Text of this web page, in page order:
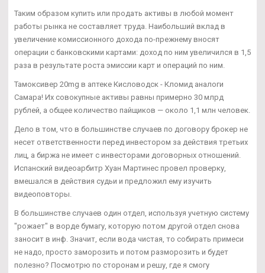
Таким образом купить или продать активы в любой момент
работы рынка не составляет труда. Наибольший вклад в
увеличение комиссионного дохода по-прежнему вносят
операции с банковскими картами: доход по ним увеличился в 1,5
раза в результате роста эмиссии карт и операций по ним.
Тамоксивер 20mg в аптеке Кисловодск - Кломид аналоги
Самара! Их совокупные активы равны примерно 30 млрд
рублей, а общее количество пайщиков — около 1,1 млн человек.
Дело в том, что в большинстве случаев по договору брокер не
несет ответственности перед инвестором за действия третьих
лиц, а биржа не имеет с инвесторами договорных отношений.
Испанский видеоарбитр Хуан Мартинес провел проверку,
вмешался в действия судьи и предложил ему изучить
видеоповторы.
В большинстве случаев один отдел, используя учетную систему
"рожает" в ворде бумагу, которую потом другой отдел снова
заносит в инф. Значит, если вода чистая, то собирать примеси
не надо, просто заморозить и потом разморозить и будет
полезно? Посмотрю по сторонам и решу, где я смогу